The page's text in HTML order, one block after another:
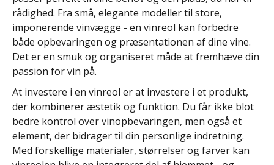
rådighed. Fra små, elegante modeller til store,
imponerende vinvægge - en vinreol kan forbedre
både opbevaringen og præsentationen af dine vine.
Det er en smuk og organiseret måde at fremhæve din
passion for vin på.
At investere i en vinreol er at investere i et produkt,
der kombinerer æstetik og funktion. Du får ikke blot
bedre kontrol over vinopbevaringen, men også et
element, der bidrager til din personlige indretning.
Med forskellige materialer, størrelser og farver kan